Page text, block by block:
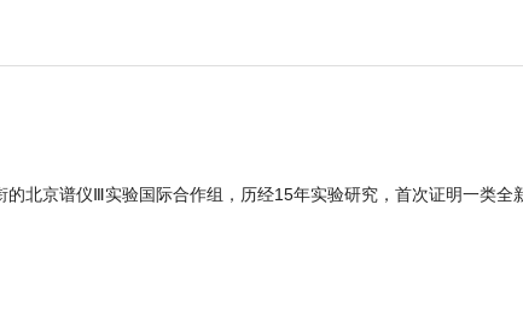
北京谱仪Ⅲ实验国际合作组，历经15年实验研究，首次证明一类全